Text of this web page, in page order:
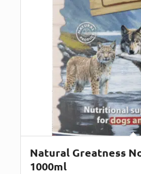
Natural Greatness
1000ml